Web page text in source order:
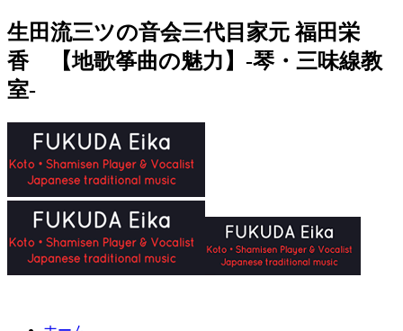
生田流三ツの音会三代目家元 福田栄
香 【地歌筝曲の魅力】-琴・三味線教
室-